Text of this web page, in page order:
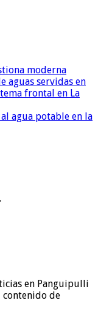
moderna
aguas servidas en
frontal en La
agua potable en la
en Panguipulli
de